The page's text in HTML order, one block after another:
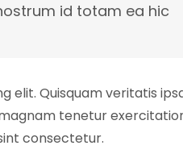
id totam ea hic
elit. Quisquam veritatis
tenetur
consectetur.